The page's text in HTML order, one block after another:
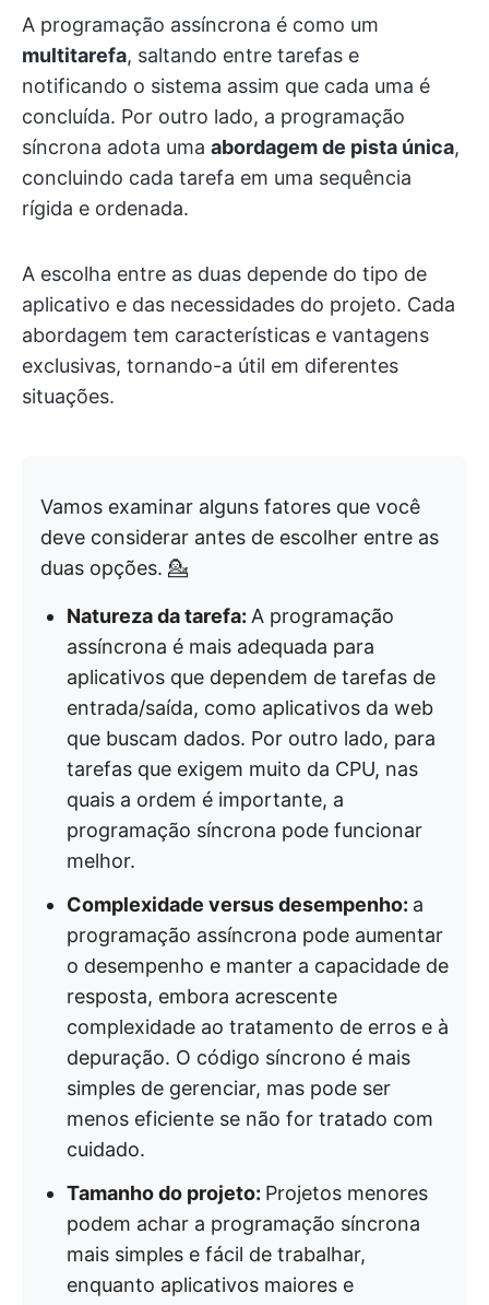
A programação assíncrona é como um
multitarefa, saltando entre tarefas e
notificando o sistema assim que cada uma é
concluída. Por outro lado, a programação
síncrona adota uma abordagem de pista única,
concluindo cada tarefa em uma sequência
rígida e ordenada.
A escolha entre as duas depende do tipo de
aplicativo e das necessidades do projeto. Cada
abordagem tem características e vantagens
exclusivas, tornando-a útil em diferentes
situações.
Vamos examinar alguns fatores que você
deve considerar antes de escolher entre as
duas opções. 💁
Natureza da tarefa: A programação
assíncrona é mais adequada para
aplicativos que dependem de tarefas de
entrada/saída, como aplicativos da web
que buscam dados. Por outro lado, para
tarefas que exigem muito da CPU, nas
quais a ordem é importante, a
programação síncrona pode funcionar
melhor.
Complexidade versus desempenho: a
programação assíncrona pode aumentar
o desempenho e manter a capacidade de
resposta, embora acrescente
complexidade ao tratamento de erros e à
depuração. O código síncrono é mais
simples de gerenciar, mas pode ser
menos eficiente se não for tratado com
cuidado.
Tamanho do projeto: Projetos menores
podem achar a programação síncrona
mais simples e fácil de trabalhar,
enquanto aplicativos maiores e